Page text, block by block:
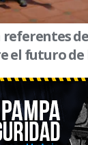
referentes
el futuro de